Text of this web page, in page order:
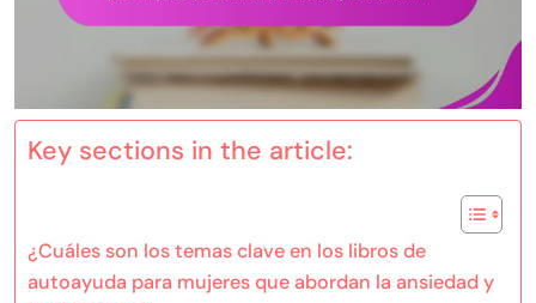
Key sections in the article:
¿Cuáles son los temas clave en los libros de
autoayuda para mujeres que abordan la ansiedad y